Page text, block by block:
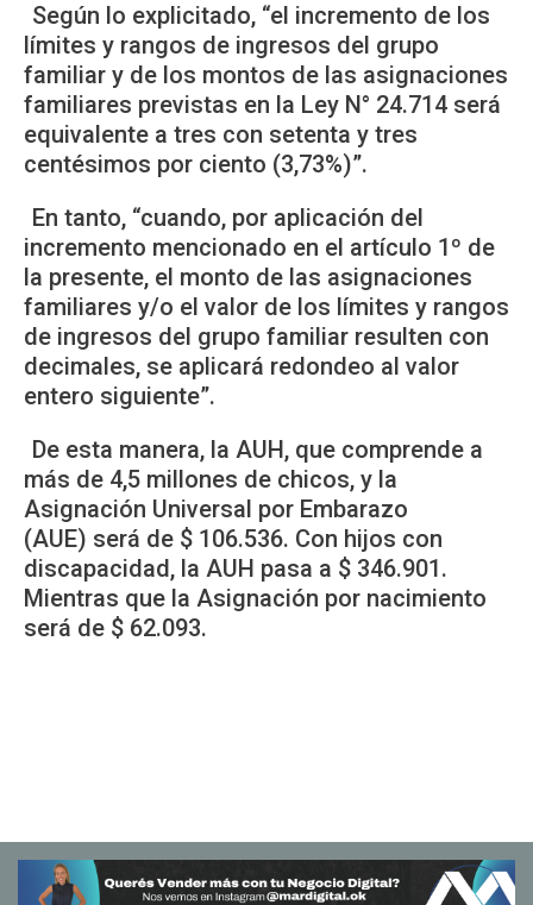
Según lo explicitado, “el incremento de los
límites y rangos de ingresos del grupo
familiar y de los montos de las asignaciones
familiares previstas en la Ley N° 24.714 será
equivalente a tres con setenta y tres
centésimos por ciento (3,73%)”.
En tanto, “cuando, por aplicación del
incremento mencionado en el artículo 1º de
la presente, el monto de las asignaciones
familiares y/o el valor de los límites y rangos
de ingresos del grupo familiar resulten con
decimales, se aplicará redondeo al valor
entero siguiente”.
De esta manera, la AUH, que comprende a
más de 4,5 millones de chicos, y la
Asignación Universal por Embarazo
(AUE) será de $ 106.536. Con hijos con
discapacidad, la AUH pasa a $ 346.901.
Mientras que la Asignación por nacimiento
será de $ 62.093.